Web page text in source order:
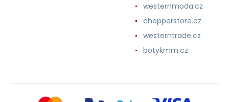
westernmoda.cz
chopperstore.cz
westerntrade.cz
botykmm.cz